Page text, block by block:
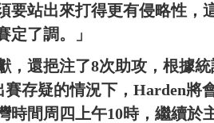
要站出來打得更有侵略性，
定了調。」
，還挹注了8次助攻，根據
賽存疑的情況下，Harden將
時間周四上午10時，繼續於